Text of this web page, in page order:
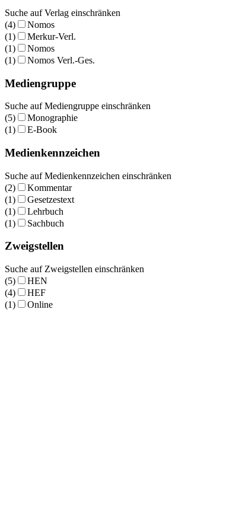
Suche auf Verlag einschränken
(4)
Nomos
(1)
Merkur-Verl.
(1)
Nomos
(1)
Nomos Verl.-Ges.
Mediengruppe
Suche auf Mediengruppe einschränken
(5)
Monographie
(1)
E-Book
Medienkennzeichen
Suche auf Medienkennzeichen einschränken
(2)
Kommentar
(1)
Gesetzestext
(1)
Lehrbuch
(1)
Sachbuch
Zweigstellen
Suche auf Zweigstellen einschränken
(5)
HEN
(4)
HEF
(1)
Online